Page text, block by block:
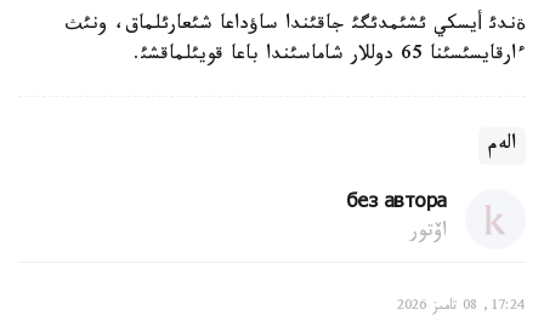
ةندئ أيسكي ئشئمدئگئ جاقئندا ساؤداعا شئعارئلماق، ونئث
ءارقايسئسئنا 65 دوللار شاماسئندا باعا قويئلماقشئ.
الەم
без автора
اۆتور
17:24, 08 تامىز 2026